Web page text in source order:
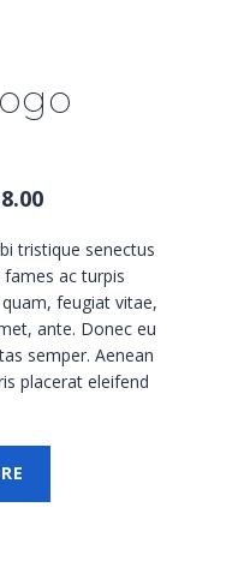
tristique senectus
ac turpis
feugiat vitae,
ante. Donec eu
semper. Aenean
placerat eleifend